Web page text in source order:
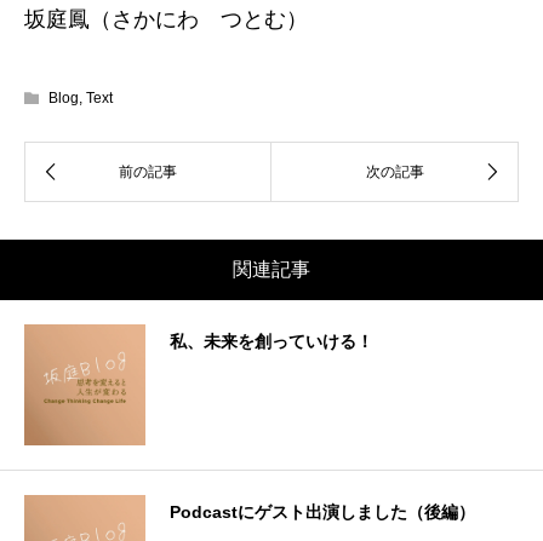
坂庭鳳（さかにわ つとむ）
Blog, Text
関連記事
私、未来を創っていける！
Podcastにゲスト出演しました（後編）